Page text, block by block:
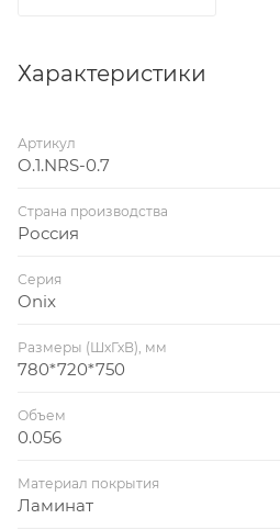
Характеристики
Артикул
O.1.NRS-0.7
Страна производства
Россия
Серия
Onix
Размеры (ШхГхВ), мм
780*720*750
Объем
0.056
Материал покрытия
Ламинат